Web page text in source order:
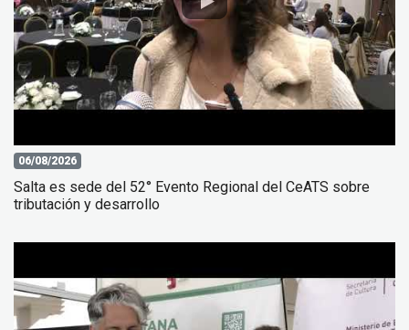
06/08/2026
Salta es sede del 52° Evento Regional del CeATS sobre
tributación y desarrollo